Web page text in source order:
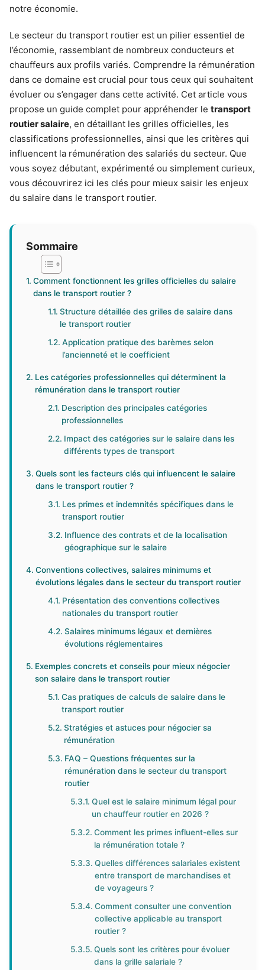
notre économie.
Le secteur du transport routier est un pilier essentiel de
l’économie, rassemblant de nombreux conducteurs et
chauffeurs aux profils variés. Comprendre la rémunération
dans ce domaine est crucial pour tous ceux qui souhaitent
évoluer ou s’engager dans cette activité. Cet article vous
propose un guide complet pour appréhender le transport
routier salaire, en détaillant les grilles officielles, les
classifications professionnelles, ainsi que les critères qui
influencent la rémunération des salariés du secteur. Que
vous soyez débutant, expérimenté ou simplement curieux,
vous découvrirez ici les clés pour mieux saisir les enjeux
du salaire dans le transport routier.
Sommaire
Comment fonctionnent les grilles officielles du salaire
dans le transport routier ?
Structure détaillée des grilles de salaire dans
le transport routier
Application pratique des barèmes selon
l’ancienneté et le coefficient
Les catégories professionnelles qui déterminent la
rémunération dans le transport routier
Description des principales catégories
professionnelles
Impact des catégories sur le salaire dans les
différents types de transport
Quels sont les facteurs clés qui influencent le salaire
dans le transport routier ?
Les primes et indemnités spécifiques dans le
transport routier
Influence des contrats et de la localisation
géographique sur le salaire
Conventions collectives, salaires minimums et
évolutions légales dans le secteur du transport routier
Présentation des conventions collectives
nationales du transport routier
Salaires minimums légaux et dernières
évolutions réglementaires
Exemples concrets et conseils pour mieux négocier
son salaire dans le transport routier
Cas pratiques de calculs de salaire dans le
transport routier
Stratégies et astuces pour négocier sa
rémunération
FAQ – Questions fréquentes sur la
rémunération dans le secteur du transport
routier
Quel est le salaire minimum légal pour
un chauffeur routier en 2026 ?
Comment les primes influent-elles sur
la rémunération totale ?
Quelles différences salariales existent
entre transport de marchandises et
de voyageurs ?
Comment consulter une convention
collective applicable au transport
routier ?
Quels sont les critères pour évoluer
dans la grille salariale ?